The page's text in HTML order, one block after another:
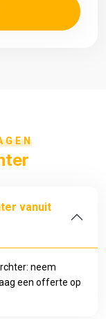
vanuit
neem
een offerte op